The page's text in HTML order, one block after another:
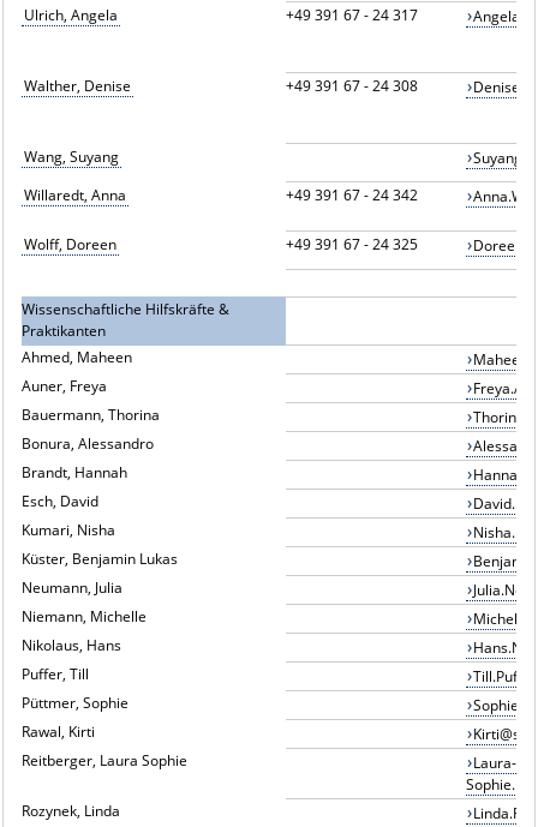
Ulrich, Angela +49 391 67 - 24 317
Walther, Denise +49 391 67 - 24 308
Wang, Suyang
Willaredt, Anna
+49 391 67 - 24 342
Wolff, Doreen +49 391 67 - 24 325
Wissenschaftliche Hilfskräfte &
Praktikanten
Ahmed, Maheen
Auner, Freya
Bauermann, Thorina
Bonura, Alessandro
Brandt, Hannah
Esch, David
Kumari, Nisha
Küster, Benjamin Lukas
Neumann, Julia
Niemann, Michelle
Nikolaus, Hans
Puffer, Till
Püttmer, Sophie
Rawal, Kirti
Reitberger, Laura Sophie
Laura-
Rozynek, Linda